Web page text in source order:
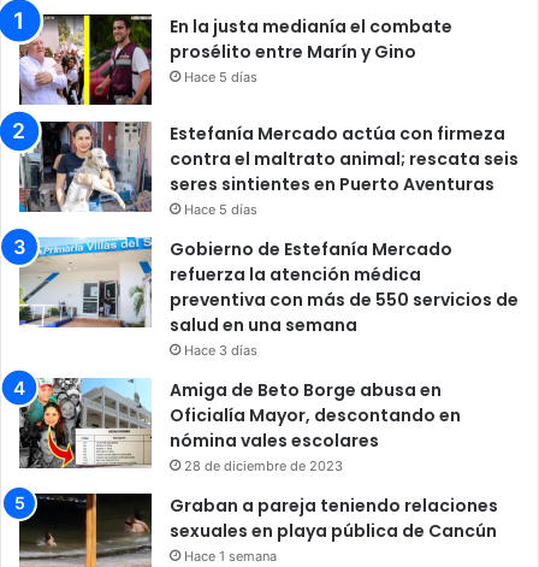
En la justa medianía el combate
prosélito entre Marín y Gino
Hace 5 días
Estefanía Mercado actúa con firmeza
contra el maltrato animal; rescata seis
seres sintientes en Puerto Aventuras
Hace 5 días
Gobierno de Estefanía Mercado
refuerza la atención médica
preventiva con más de 550 servicios de
salud en una semana
Hace 3 días
Amiga de Beto Borge abusa en
Oficialía Mayor, descontando en
nómina vales escolares
28 de diciembre de 2023
Graban a pareja teniendo relaciones
sexuales en playa pública de Cancún
Hace 1 semana